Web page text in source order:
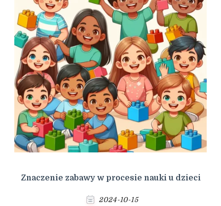
Znaczenie zabawy w procesie nauki u dzieci
2024-10-15